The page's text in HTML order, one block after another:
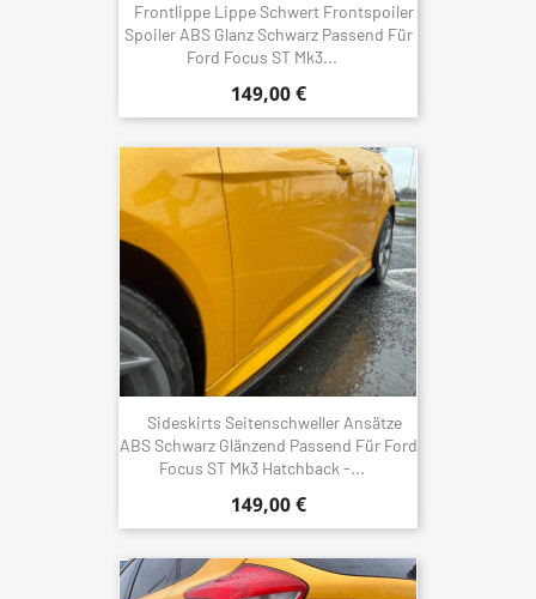
Frontlippe Lippe Schwert Frontspoiler
Spoiler ABS Glanz Schwarz Passend Für
Ford Focus ST Mk3...
149,00 €
Sideskirts Seitenschweller Ansätze
ABS Schwarz Glänzend Passend Für Ford
Focus ST Mk3 Hatchback -...
149,00 €